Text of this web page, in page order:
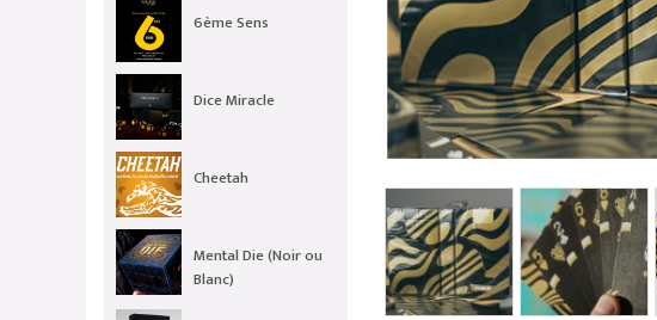
6ème Sens
Dice Miracle
Cheetah
Mental Die (Noir ou
Blanc)